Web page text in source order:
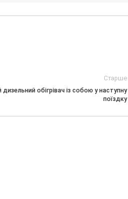
Старше
обігрівач із собою у наступну
поїздку